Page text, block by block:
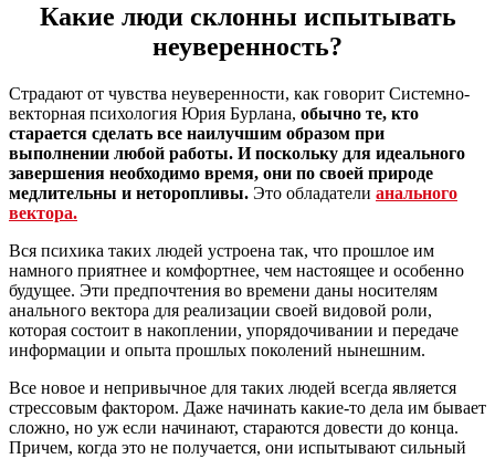
Какие люди склонны испытывать
неуверенность?
Страдают от чувства неуверенности, как говорит Системно-
векторная психология Юрия Бурлана, обычно те, кто
старается сделать все наилучшим образом при
выполнении любой работы. И поскольку для идеального
завершения необходимо время, они по своей природе
медлительны и неторопливы. Это обладатели анального
вектора.
Вся психика таких людей устроена так, что прошлое им
намного приятнее и комфортнее, чем настоящее и особенно
будущее. Эти предпочтения во времени даны носителям
анального вектора для реализации своей видовой роли,
которая состоит в накоплении, упорядочивании и передаче
информации и опыта прошлых поколений нынешним.
Все новое и непривычное для таких людей всегда является
стрессовым фактором. Даже начинать какие-то дела им бывает
сложно, но уж если начинают, стараются довести до конца.
Причем, когда это не получается, они испытывают сильный